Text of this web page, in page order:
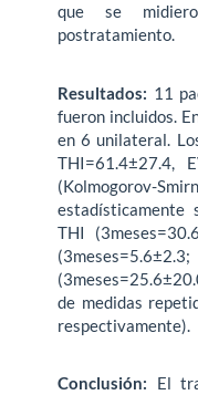
que se
postratamiento.
Resultados: 11
fueron incluidos.
en 6 unilateral.
THI=61.4±27.4,
(Kolmogorov-
estadísticamente
THI
de medidas
respectivamente).
Conclusión: El